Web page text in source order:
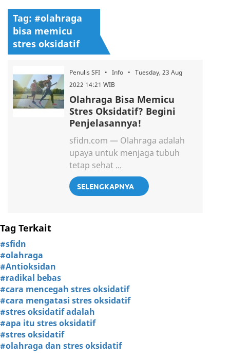
Tag: #olahraga
bisa memicu
stres oksidatif
Penulis SFI • Info • Tuesday, 23 Aug
2022 14:21 WIB
Olahraga Bisa Memicu
Stres Oksidatif? Begini
Penjelasannya!
sfidn.com — Olahraga adalah
upaya untuk menjaga tubuh
tetap sehat ...
SELENGKAPNYA
Tag Terkait
#sfidn
#olahraga
#Antioksidan
#radikal bebas
#cara mencegah stres oksidatif
#cara mengatasi stres oksidatif
#stres oksidatif adalah
#apa itu stres oksidatif
#stres oksidatif
#olahraga dan stres oksidatif